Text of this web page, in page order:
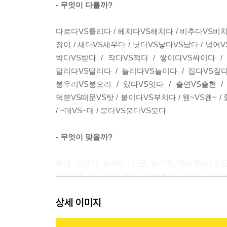
- 무엇이 다를까?
다르다VS틀리다 / 헤치다VS해치다 / 비추다VS비
장이 / 새다VS새우다 / 낫다VS낳다VS났다 / 넘어
박다VS받다 / 작다VS적다 / 쌓이다VS싸이다
달리다VS딸리다 / 늘리다VS늘이다 / 집다VS
봉우리VS봉오리 / 있다VS잇다 / 출연VS출현
덕분VS때문VS탓 / 붙이다VS부치다 / 웬~VS왠~ /
/ ~데VS~대 / 붇다VS불다VS붓다
- 무엇이 맞을까?
/ 거꾸로, 으스대다, 방귀 / 핼쑥하다, 갈가리, 게
안팎, 법석 / 건드리다, 부서지다, 일부러 / 널브러
요새, 구레나룻, 어물쩍 / 주꾸미, 공깃밥, 구더기 /
상세 이미지